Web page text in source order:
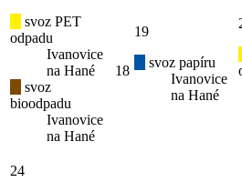
svoz PET
odpadu
Ivanovice
na Hané
svoz
bioodpadu
Ivanovice
na Hané
18
19
svoz papíru
Ivanovice
na Hané
24